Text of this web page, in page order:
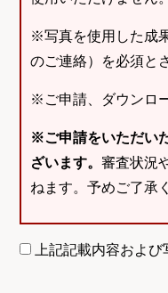
※写真を使用した成
のご連絡）を必須と
※ご申請、ダウンロ
※ご申請をいただい
ざいます。 審査状況
ねます。予めご了承
上記記載内容およ